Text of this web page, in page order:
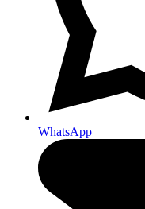
WhatsApp